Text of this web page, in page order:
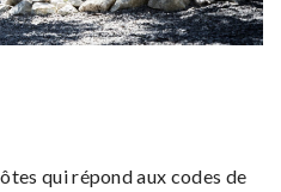
qui répond aux codes de